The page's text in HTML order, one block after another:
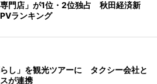
専門店」が1位・2位独占 秋田経済新
ランキング
らし」を観光ツアーに タクシー会社と
が連携